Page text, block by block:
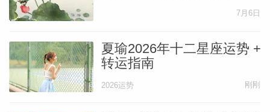
7月6日
夏瑜2026年十二星座运势 +
转运指南
2026运势 刚刚